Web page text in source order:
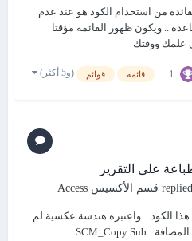
من استخدام الكود هو عند عدم
.. ويكون ظهور القائمة مؤقتا
علمك ووقتك
1 قائمة قوائم (و5 أكثر)
على التقرير
قسم الأكسيس Access
الكود .. واعتبره هندسة عكسية لم
اجربه بعد على اعتبار اسم الدالة المضافة : SCM_Copy Sub